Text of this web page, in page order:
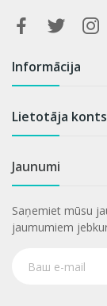
Informācija
Lietotāja konts
Jaunumi
Saņemiet mūsu
jaumumiem